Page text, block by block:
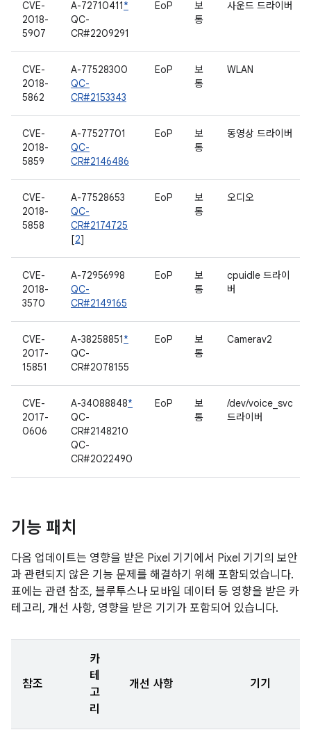
CVE-
2018-
5907
A-72710411*
QC-
CR#2209291
EoP
보
통
사운드 드라이버
CVE-
2018-
5862
A-77528300
QC-
CR#2153343
EoP
보
통
WLAN
CVE-
2018-
5859
A-77527701
QC-
CR#2146486
EoP
보
통
동영상 드라이버
CVE-
2018-
5858
A-77528653
QC-
CR#2174725
[2]
EoP
보
통
오디오
CVE-
2018-
3570
A-72956998
QC-
CR#2149165
EoP
보
통
cpuidle 드라이
버
CVE-
2017-
15851
A-38258851*
QC-
CR#2078155
EoP
보
통
Camerav2
CVE-
2017-
0606
A-34088848*
QC-
CR#2148210
QC-
CR#2022490
EoP
보
통
/dev/voice_svc
드라이버
기능 패치
다음 업데이트는 영향을 받은 Pixel 기기에서 Pixel 기기의 보안
과 관련되지 않은 기능 문제를 해결하기 위해 포함되었습니다.
표에는 관련 참조, 블루투스나 모바일 데이터 등 영향을 받은 카
테고리, 개선 사항, 영향을 받은 기기가 포함되어 있습니다.
참조
카
테
고
리
개선 사항 기기